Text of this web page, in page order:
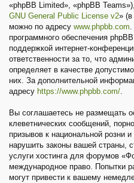
«phpBB Limited», «phpBB
GNU General Public License v2»
можно по адресу www.phpbb.com.
программного обеспечения
поддержкой интернет-
ответственности за то, что
определяет в качестве
них. За дополнительной
адресу https://www.phpbb.com/.
Вы соглашаетесь не размещать
клеветнических сообщений,
призывов к национальной розни
нарушить законы вашей страны,
услуги хостинга для форумов
международное право. Попытки
могут привести к вашему